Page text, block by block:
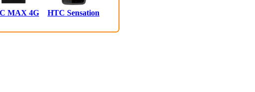
MAX 4G HTC Sensation